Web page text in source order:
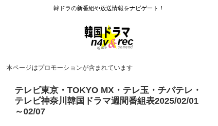
韓ドラの新番組や放送情報をナビゲート！
本ページはプロモーションが含まれています
テレビ東京・TOKYO MX・テレ玉・チバテレ・
テレビ神奈川韓国ドラマ週間番組表2025/02/01
～02/07